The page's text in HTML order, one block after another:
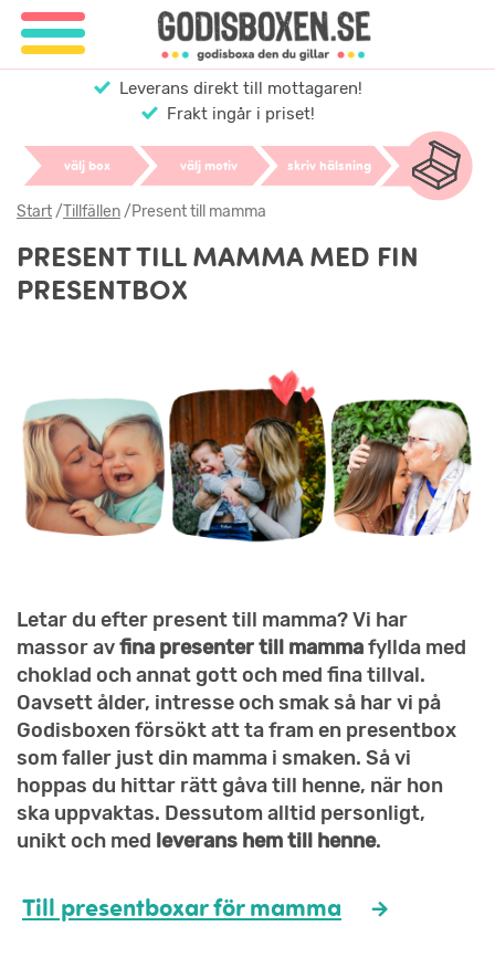
Leverans direkt till mottagaren!
Frakt ingår i priset!
välj box välj motiv skriv hälsning
Start/Tillfällen/Present till mamma
PRESENT TILL MAMMA MED FIN
PRESENTBOX
Letar du efter present till mamma? Vi har
massor avfina presenter till mammafyllda med
choklad och annat gott och med fina tillval.
Oavsett ålder, intresse och smak så har vi på
Godisboxen försökt att ta fram en presentbox
som faller just din mamma i smaken. Så vi
hoppas du hittar rätt gåva till henne, när hon
ska uppvaktas. Dessutom alltid personligt,
unikt och med leverans hem till henne.
Till presentboxar för mamma